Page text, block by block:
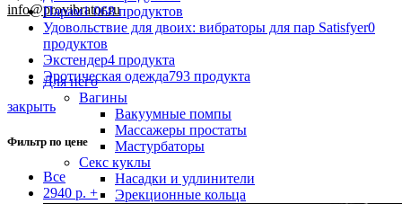
info@provibrator.ru
Для него
Вагины
Вакуумные помпы
Массажеры простаты
Мастурбаторы
Секс куклы
Насадки и удлинители
Эрекционные кольца
Парам1 068 продуктов
Удовольствие для двоих: вибраторы для пар Satisfyer0
продуктов
Экстендер4 продукта
Эротическая одежда793 продукта
закрыть
Фильтр по цене
Все
2940 р. +